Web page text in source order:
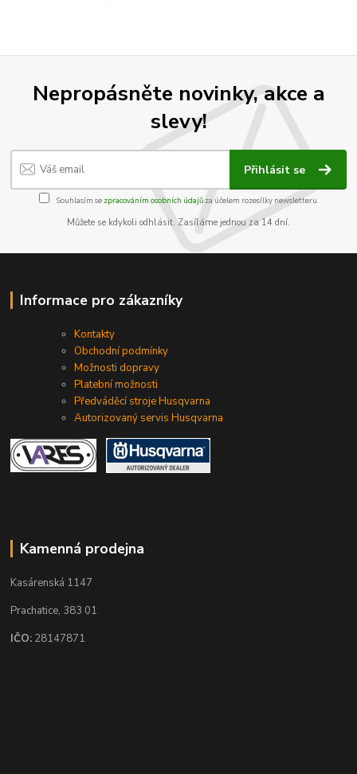
Nepropásněte novinky, akce a
slevy!
Přihlásit se
Souhlasím se zpracováním osobních údajůza účelem rozesílky newsletteru.
Můžete se kdykoli odhlásit. Zasíláme jednou za 14 dní.
Informace pro zákazníky
Kontakty
Obchodní podmínky
Možnosti dopravy
Platební možnosti
Předváděcí stroje Husqvarna
Autorizovaný servis Husqvarna
Kamenná prodejna
Kasárenská 1147
Prachatice, 383 01
IČO: 28147871